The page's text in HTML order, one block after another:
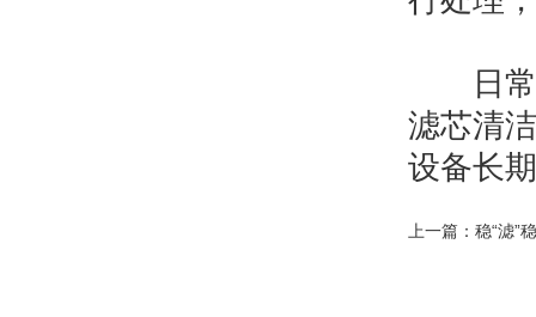
日常
滤芯清
设备长
上一篇： 稳“滤”